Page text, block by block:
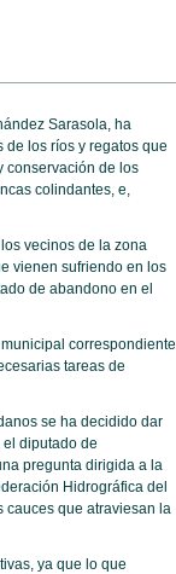
Sarasola, ha
los ríos y regatos que
conservación de los
colindantes, e,
vecinos de la zona
vienen sufriendo en los
de abandono en el
correspondiente
tareas de
se ha decidido dar
diputado de
pregunta dirigida a la
Hidrográfica del
cauces que atraviesan la
ya que lo que